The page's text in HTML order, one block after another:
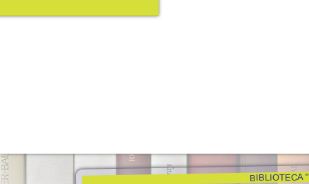
BIBLIOTECA